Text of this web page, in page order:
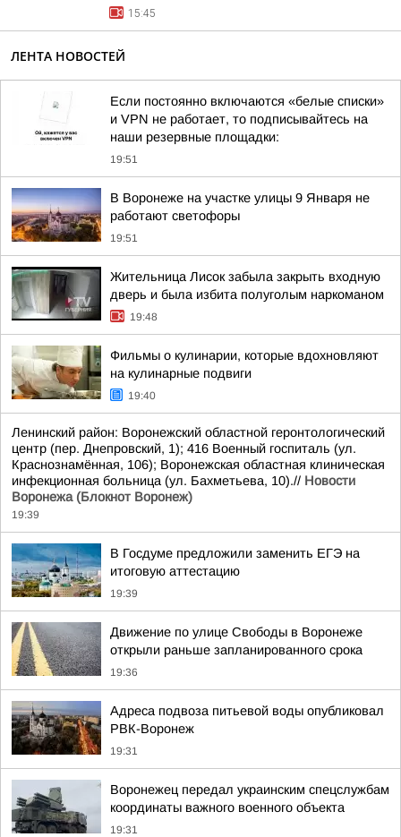
15:45
ЛЕНТА НОВОСТЕЙ
Если постоянно включаются «белые списки»
и VPN не работает, то подписывайтесь на
наши резервные площадки:
19:51
В Воронеже на участке улицы 9 Января не
работают светофоры
19:51
Жительница Лисок забыла закрыть входную
дверь и была избита полуголым наркоманом
19:48
Фильмы о кулинарии, которые вдохновляют
на кулинарные подвиги
19:40
Ленинский район: Воронежский областной геронтологический
центр (пер. Днепровский, 1); 416 Военный госпиталь (ул.
Краснознамённая, 106); Воронежская областная клиническая
инфекционная больница (ул. Бахметьева, 10).// Новости
Воронежа (Блокнот Воронеж)
19:39
В Госдуме предложили заменить ЕГЭ на
итоговую аттестацию
19:39
Движение по улице Свободы в Воронеже
открыли раньше запланированного срока
19:36
Адреса подвоза питьевой воды опубликовал
РВК-Воронеж
19:31
Воронежец передал украинским спецслужбам
координаты важного военного объекта
19:31